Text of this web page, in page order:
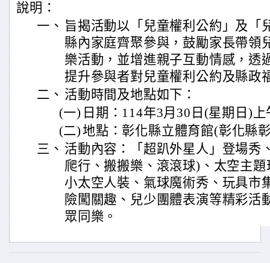
說明：
一、 旨揭活動以「兒童權利公約」及「
縣內家庭齊聚參與，鼓勵家長帶領
樂活動，並增進親子互動情感，透
提升參與者對兒童權利公約及縣政
二、 活動時間及地點如下：
(一) 日期：114年3月30日(星期日)
(二)地點：彰化縣立體育館(彰化縣
三、 活動內容：「超趴外星人」登場秀
爬行、搬搬樂、滾滾球)、太空主
小太空人裝、氣球魔術秀、玩具市
險闖關趣、兒少團體表演等精彩活
眾同樂。